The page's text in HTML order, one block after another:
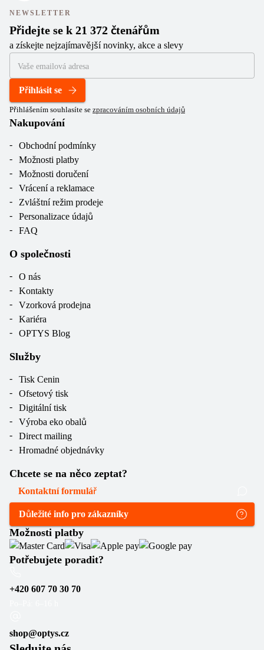
NEWSLETTER
Přidejte se k 21 372 čtenářům
a získejte nejzajímavější novinky, akce a slevy
Přihlásit se
Přihlášením souhlasíte se zpracováním osobních údajů
Nakupování
Obchodní podmínky
Možnosti platby
Možnosti doručení
Vrácení a reklamace
Zvláštní režim prodeje
Personalizace údajů
FAQ
O společnosti
O nás
Kontakty
Vzorková prodejna
Kariéra
OPTYS Blog
Služby
Tisk Cenin
Ofsetový tisk
Digitální tisk
Výroba eko obalů
Direct mailing
Hromadné objednávky
Chcete se na něco zeptat?
Kontaktní formulář
Důležité info pro zákazníky
Možnosti platby
Potřebujete poradit?
+420 607 70 30 70
shop@optys.cz